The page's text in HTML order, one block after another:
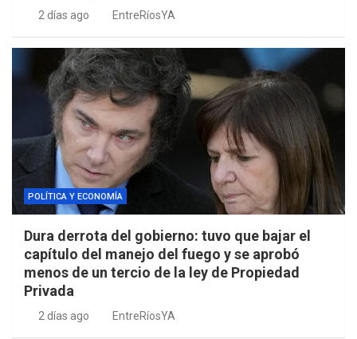
2 días ago EntreRíosYA
POLÍTICA Y ECONOMÍA
Dura derrota del gobierno: tuvo que bajar el
capítulo del manejo del fuego y se aprobó
menos de un tercio de la ley de Propiedad
Privada
2 días ago EntreRíosYA